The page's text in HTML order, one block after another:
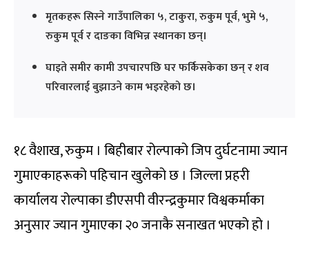
मृतकहरू सिस्ने गाउँपालिका ५, टाकुरा, रुकुम पूर्व, भुमे ५,
रुकुम पूर्व र दाङका विभिन्न स्थानका छन्।
घाइते समीर कामी उपचारपछि घर फर्किसकेका छन् र शव
परिवारलाई बुझाउने काम भइरहेको छ।
१८ वैशाख, रुकुम । बिहीबार रोल्पाको जिप दुर्घटनामा ज्यान
गुमाएकाहरूको पहिचान खुलेको छ । जिल्ला प्रहरी
कार्यालय रोल्पाका डीएसपी वीरन्द्रकुमार विश्वकर्माका
अनुसार ज्यान गुमाएका २० जनाकै सनाखत भएको हो ।